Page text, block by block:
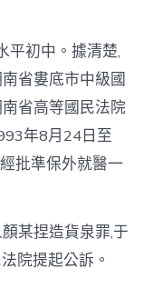
平初中。據清楚,
省婁底市中級國
省高等國民法院
年8月24日至
批準保外就醫一
某捏造貨泉罪,于
院提起公訴。